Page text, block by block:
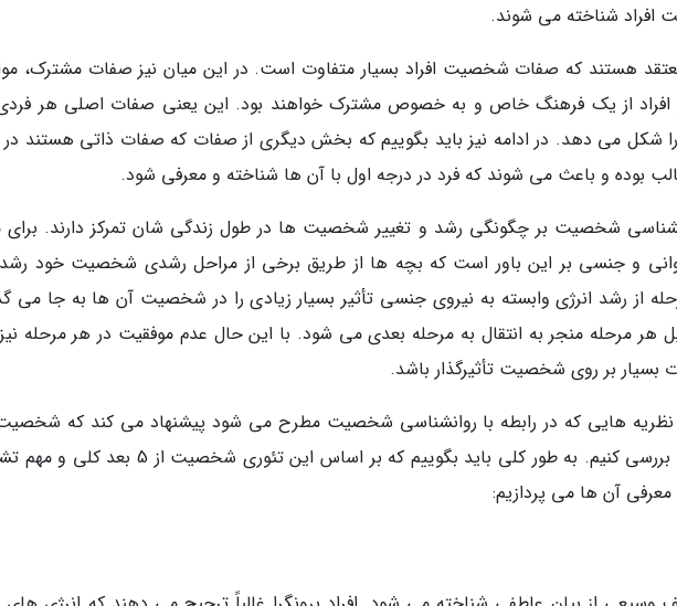
شناخته می شوند.
هستند که صفات شخصیت افراد بسیار متفاوت است. در این میان نیز صفات مشترک،
از یک فرهنگ خاص و به خصوص مشترک خواهند بود. این یعنی صفات اصلی هر
شکل می دهد. در ادامه نیز باید بگوییم که بخش دیگری از صفات که صفات ذاتی هستند در
بوده و باعث می شوند که فرد در درجه اول با آن ها شناخته و معرفی شود.
شخصیت بر چگونگی رشد و تغییر شخصیت ها در طول زندگی شان تمرکز دارند. برای
روانی و جنسی بر این باور است که بچه ها از طریق برخی از مراحل رشدی شخصیت خود
از رشد انرژی وابسته به نیروی جنسی تأثیر بسیار زیادی را در شخصیت آن ها به جا می
هر مرحله منجر به انتقال به مرحله بعدی می شود. با این حال عدم موفقیت در هر مرحله
بسیار بر روی شخصیت تأثیرگذار باشد.
نظریه هایی که در رابطه با روانشناسی شخصیت مطرح می شود پیشنهاد می کند که
فردی را از 5 بعد متفاوت بررسی کنیم. به طور کلی باید بگوییم که بر اساس این تئوری
آن ها می پردازیم: